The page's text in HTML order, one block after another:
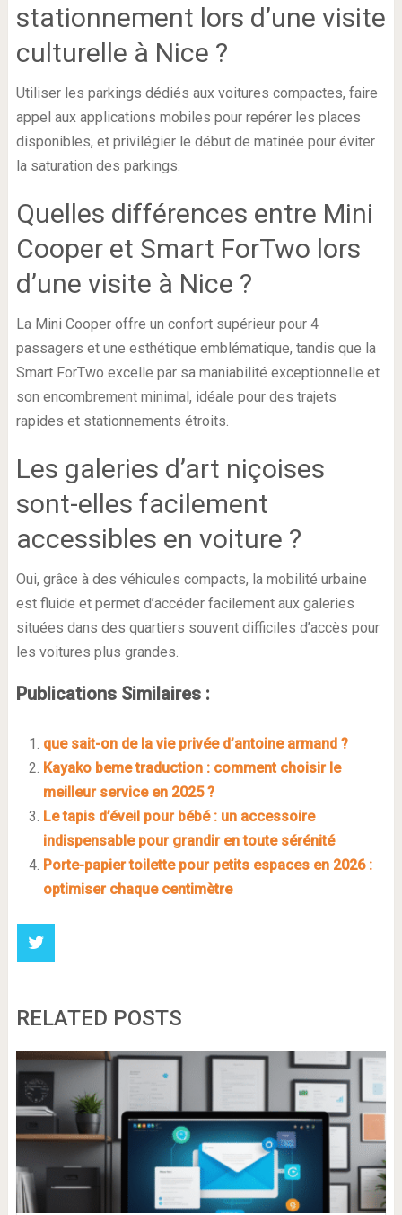
stationnement lors d’une visite
culturelle à Nice ?
Utiliser les parkings dédiés aux voitures compactes, faire
appel aux applications mobiles pour repérer les places
disponibles, et privilégier le début de matinée pour éviter
la saturation des parkings.
Quelles différences entre Mini
Cooper et Smart ForTwo lors
d’une visite à Nice ?
La Mini Cooper offre un confort supérieur pour 4
passagers et une esthétique emblématique, tandis que la
Smart ForTwo excelle par sa maniabilité exceptionnelle et
son encombrement minimal, idéale pour des trajets
rapides et stationnements étroits.
Les galeries d’art niçoises
sont-elles facilement
accessibles en voiture ?
Oui, grâce à des véhicules compacts, la mobilité urbaine
est fluide et permet d’accéder facilement aux galeries
situées dans des quartiers souvent difficiles d’accès pour
les voitures plus grandes.
Publications Similaires :
que sait-on de la vie privée d’antoine armand ?
Kayako beme traduction : comment choisir le
meilleur service en 2025 ?
Le tapis d’éveil pour bébé : un accessoire
indispensable pour grandir en toute sérénité
Porte-papier toilette pour petits espaces en 2026 :
optimiser chaque centimètre
RELATED POSTS